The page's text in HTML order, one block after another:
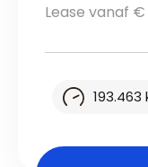
Lease vanaf €
193.463